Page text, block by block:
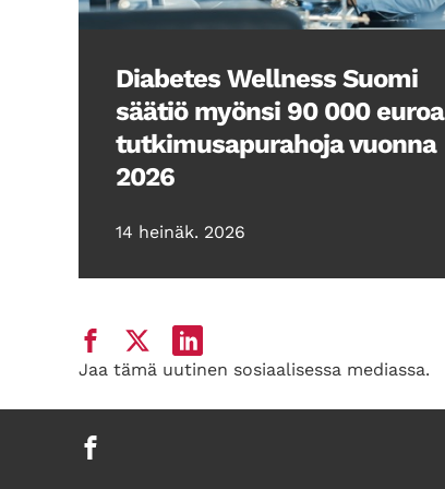
Diabetes Wellness Suomi
säätiö myönsi 90 000 euroa
tutkimusapurahoja vuonna
2026
14 heinäk. 2026
Jaa tämä uutinen sosiaalisessa mediassa.